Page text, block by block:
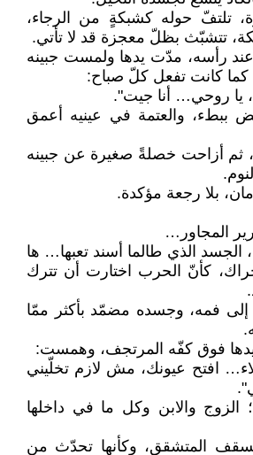
تلتفّ حوله كشبكةٍ من الرجاء،
تتشبّث بظلّ معجزة قد لا تأتي.
رأسه، مدّت يدها ولمست جبينه
كانت تفعل كلّ صباح:
يا روحي… أنا جيت".
ببطء، والعتمة في عينيه أعمق
ثم أزاحت خصلةً صغيرة عن جبينه
بلا رجعة مؤكدة.
المجاور…
الجسد الذي طالما أسند تعبها… ها
كأنّ الحرب اختارت أن تترك
إلى فمه، وجسده مضمّد بأكثر ممّا
فوق كفّه المرتجف، وهمست:
افتح عيونك، مش لازم تخلّيني
الزوج والابن وكل ما في داخلها
المتشقق، وكأنها تحدّث من